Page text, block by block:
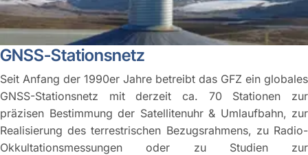
GNSS-Stationsnetz
Seit Anfang der 1990er Jahre betreibt das GFZ ein globales
GNSS-Stationsnetz mit derzeit ca. 70 Stationen zur
präzisen Bestimmung der Satellitenuhr & Umlaufbahn, zur
Realisierung des terrestrischen Bezugsrahmens, zu Radio-
Okkultationsmessungen oder zu Studien zur